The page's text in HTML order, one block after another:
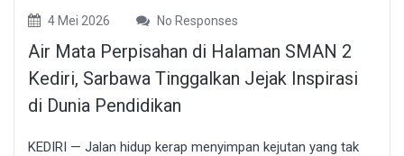
4 Mei 2026 No Responses
Air Mata Perpisahan di Halaman SMAN 2
Kediri, Sarbawa Tinggalkan Jejak Inspirasi
di Dunia Pendidikan
KEDIRI — Jalan hidup kerap menyimpan kejutan yang tak